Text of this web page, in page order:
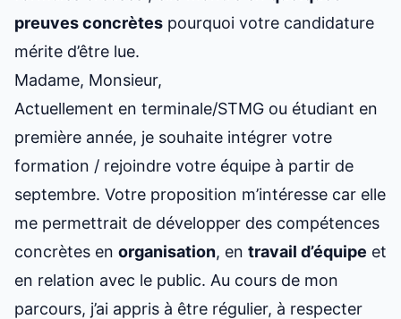
preuves concrètes pourquoi votre candidature
mérite d’être lue.
Madame, Monsieur,
Actuellement en terminale/STMG ou étudiant en
première année, je souhaite intégrer votre
formation / rejoindre votre équipe à partir de
septembre. Votre proposition m’intéresse car elle
me permettrait de développer des compétences
concrètes en organisation, en travail d’équipe et
en relation avec le public. Au cours de mon
parcours, j’ai appris à être régulier, à respecter